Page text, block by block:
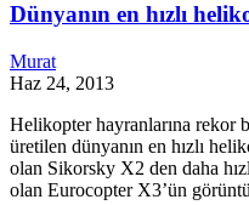
Dünyanın en hızlı
Murat
Haz 24, 2013
Helikopter hayranlarına rekor
üretilen dünyanın en hızlı
olan Sikorsky X2 den daha
olan Eurocopter X3’ün